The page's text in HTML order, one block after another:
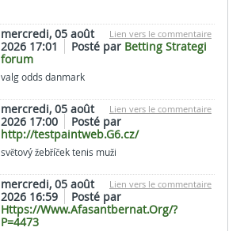
Lien vers le commentaire
mercredi, 05 août
2026 17:01
Posté par Betting Strategi
forum
valg odds danmark
Lien vers le commentaire
mercredi, 05 août
2026 17:00
Posté par
http://testpaintweb.G6.cz/
světový žebříček tenis muži
Lien vers le commentaire
mercredi, 05 août
2026 16:59
Posté par
Https://Www.Afasantbernat.Org/?
P=4473